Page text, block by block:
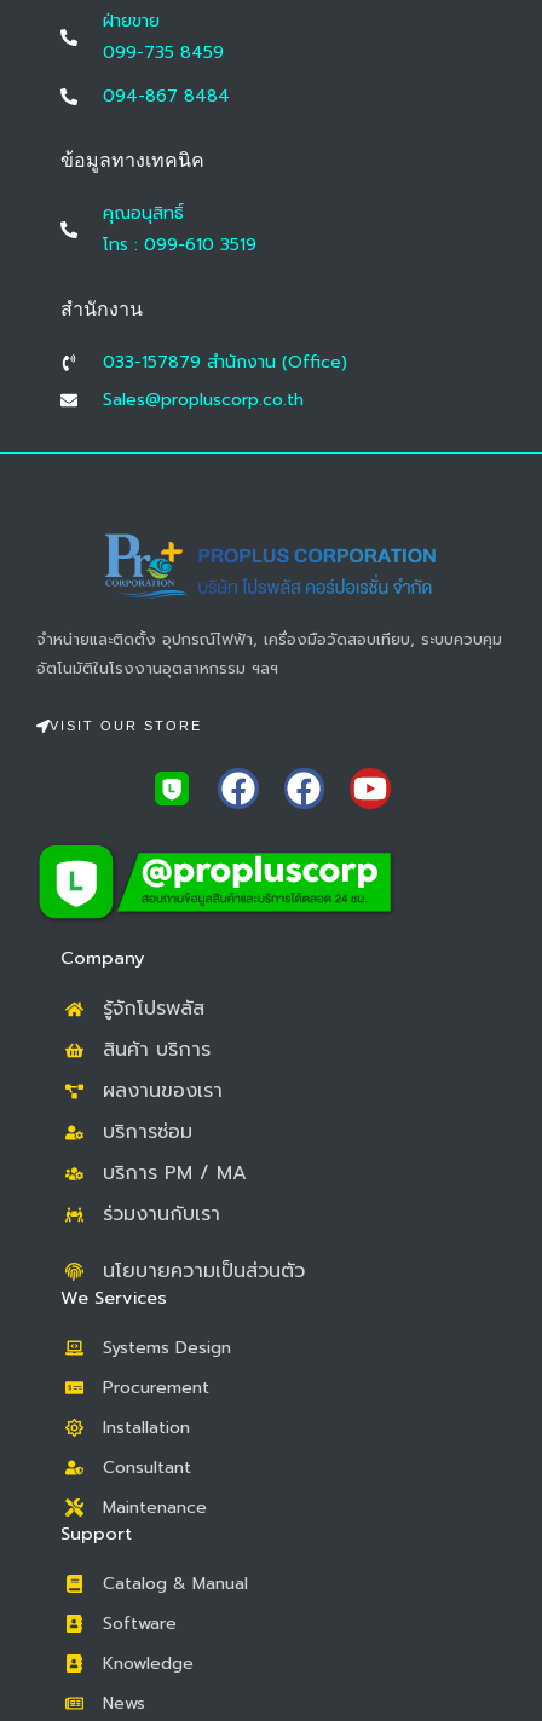
ฝ่ายขาย
099-735 8459
094-867 8484
ข้อมูลทางเทคนิค
คุณอนุสิทธิ์
โทร : 099-610 3519
สำนักงาน
033-157879 สํานักงาน (Office)
Sales@propluscorp.co.th
จำหน่ายและติดตั้ง อุปกรณ์ไฟฟ้า, เครื่องมือวัดสอบเทียบ, ระบบควบคุม
อัตโนมัติในโรงงานอุตสาหกรรม ฯลฯ
VISIT OUR STORE
F
a
c
e
b
F
a
c
e
b
Y
o
u
t
u
Company
รู้จักโปรพลัส
สินค้า บริการ
ผลงานของเรา
บริการซ่อม
บริการ PM / MA
ร่วมงานกับเรา
นโยบายความเป็นส่วนตัว
We Services
Systems Design
Procurement
Installation
Consultant
Maintenance
Support
Catalog & Manual
Software
Knowledge
News